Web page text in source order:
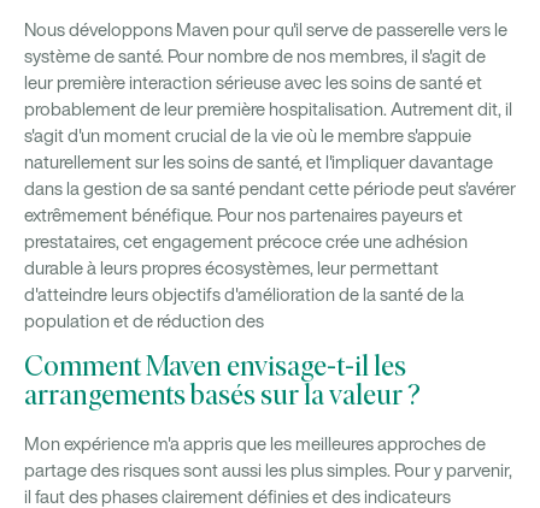
Nous développons Maven pour qu'il serve de passerelle vers le
système de santé. Pour nombre de nos membres, il s'agit de
leur première interaction sérieuse avec les soins de santé et
probablement de leur première hospitalisation. Autrement dit, il
s'agit d'un moment crucial de la vie où le membre s'appuie
naturellement sur les soins de santé, et l'impliquer davantage
dans la gestion de sa santé pendant cette période peut s'avérer
extrêmement bénéfique. Pour nos partenaires payeurs et
prestataires, cet engagement précoce crée une adhésion
durable à leurs propres écosystèmes, leur permettant
d'atteindre leurs objectifs d'amélioration de la santé de la
population et de réduction des
Comment Maven envisage-t-il les
arrangements basés sur la valeur ?
Mon expérience m'a appris que les meilleures approches de
partage des risques sont aussi les plus simples. Pour y parvenir,
il faut des phases clairement définies et des indicateurs